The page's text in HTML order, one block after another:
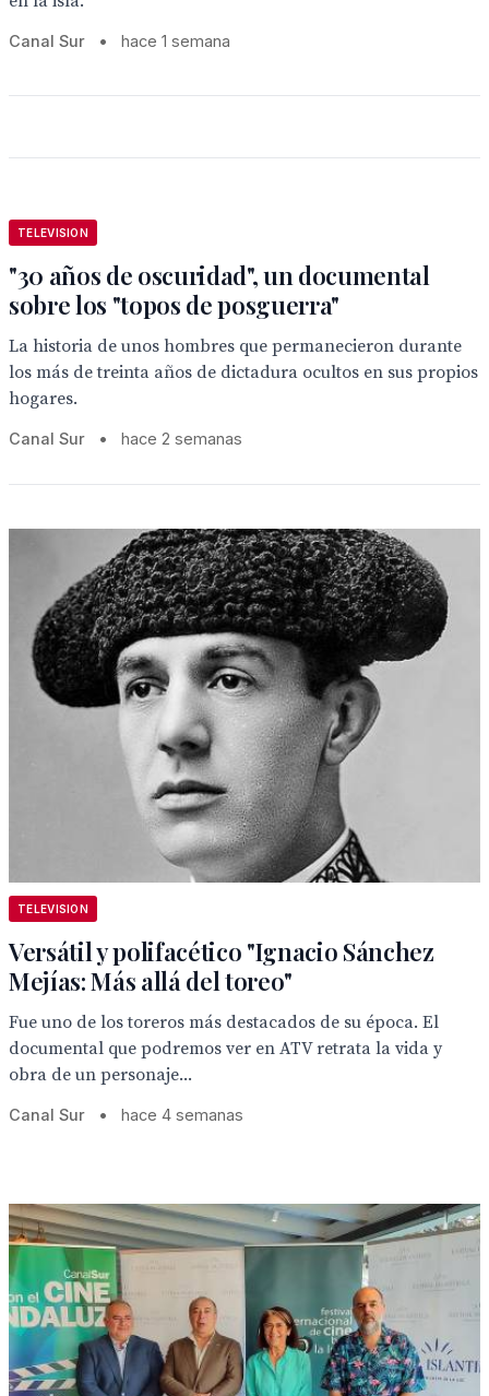
Canal Sur • hace 1 semana
TELEVISION
"30 años de oscuridad", un documental
sobre los "topos de posguerra"
La historia de unos hombres que permanecieron durante
los más de treinta años de dictadura ocultos en sus propios
hogares.
Canal Sur • hace 2 semanas
TELEVISION
Versátil y polifacético "Ignacio Sánchez
Mejías: Más allá del toreo"
Fue uno de los toreros más destacados de su época. El
documental que podremos ver en ATV retrata la vida y
obra de un personaje...
Canal Sur • hace 4 semanas